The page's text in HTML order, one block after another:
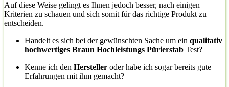
Auf diese Weise gelingt es Ihnen jedoch besser, nach einigen
Kriterien zu schauen und sich somit für das richtige Produkt zu
entscheiden.
Handelt es sich bei der gewünschten Sache um ein qualitativ
hochwertiges Braun Hochleistungs Pürierstab Test?
Kenne ich den Hersteller oder habe ich sogar bereits gute
Erfahrungen mit ihm gemacht?